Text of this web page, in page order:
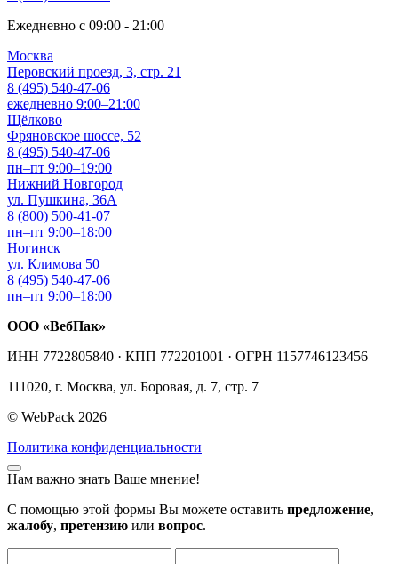
Ежедневно с 09:00 - 21:00
Москва
Перовский проезд, 3, стр. 21
8 (495) 540-47-06
ежедневно 9:00–21:00
Щёлково
Фряновское шоссе, 52
8 (495) 540-47-06
пн–пт 9:00–19:00
Нижний Новгород
ул. Пушкина, 36А
8 (800) 500-41-07
пн–пт 9:00–18:00
Ногинск
ул. Климова 50
8 (495) 540-47-06
пн–пт 9:00–18:00
ООО «ВебПак»
ИНН 7722805840 · КПП 772201001 · ОГРН 1157746123456
111020, г. Москва, ул. Боровая, д. 7, стр. 7
© WebPack 2026
Политика конфиденциальности
Нам важно знать Ваше мнение!
С помощью этой формы Вы можете оставить предложение,
жалобу, претензию или вопрос.